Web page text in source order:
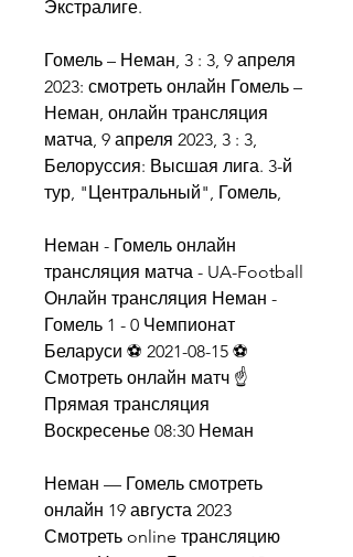
Экстралиге.
Гомель – Неман, 3 : 3, 9 апреля
2023: смотреть онлайн Гомель –
Неман, онлайн трансляция
матча, 9 апреля 2023, 3 : 3,
Белоруссия: Высшая лига. 3-й
тур, "Центральный", Гомель,
Неман - Гомель онлайн
трансляция матча - UA-Football
Онлайн трансляция Неман -
Гомель 1 - 0 Чемпионат
Беларуси ⚽ 2021-08-15 ⚽
Смотреть онлайн матч ☝
Прямая трансляция
Воскресенье 08:30 Неман
Неман — Гомель смотреть
онлайн 19 августа 2023
Смотреть online трансляцию